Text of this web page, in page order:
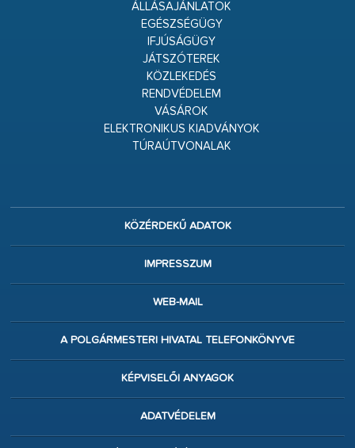
ÁLLÁSAJÁNLATOK
EGÉSZSÉGÜGY
IFJÚSÁGÜGY
JÁTSZÓTEREK
KÖZLEKEDÉS
RENDVÉDELEM
VÁSÁROK
ELEKTRONIKUS KIADVÁNYOK
TÚRAÚTVONALAK
KÖZÉRDEKŰ ADATOK
IMPRESSZUM
WEB-MAIL
A POLGÁRMESTERI HIVATAL TELEFONKÖNYVE
KÉPVISELŐI ANYAGOK
ADATVÉDELEM